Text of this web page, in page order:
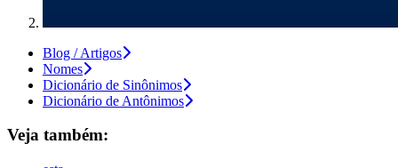
Blog / Artigos
Nomes
Dicionário de Sinônimos
Dicionário de Antônimos
Veja também: